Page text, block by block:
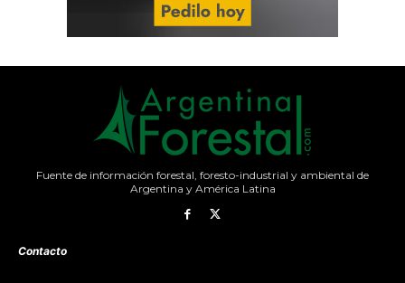
Fuente de información forestal, foresto-industrial y ambiental de
Argentina y América Latina
Contacto